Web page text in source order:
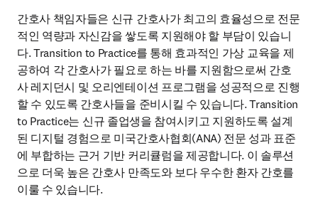
간호사 책임자들은 신규 간호사가 최고의 효율성으로 전문
적인 역량과 자신감을 쌓도록 지원해야 할 부담이 있습니
다. Transition to Practice를 통해 효과적인 가상 교육을 제
공하여 각 간호사가 필요로 하는 바를 지원함으로써 간호
사 레지던시 및 오리엔테이션 프로그램을 성공적으로 진행
할 수 있도록 간호사들을 준비시킬 수 있습니다. Transition
to Practice는 신규 졸업생을 참여시키고 지원하도록 설계
된 디지털 경험으로 미국간호사협회(ANA) 전문 성과 표준
에 부합하는 근거 기반 커리큘럼을 제공합니다. 이 솔루션
으로 더욱 높은 간호사 만족도와 보다 우수한 환자 간호를
이룰 수 있습니다.